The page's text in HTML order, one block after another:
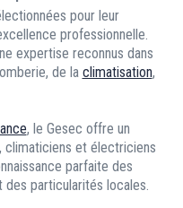
pour leur
professionnelle.
expertise reconnus dans
de la climatisation,
, le Gesec offre un
climaticiens et électriciens
parfaite des
particularités locales.